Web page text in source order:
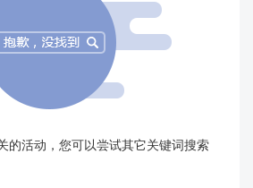
的活动，您可以尝试其它关键词搜索